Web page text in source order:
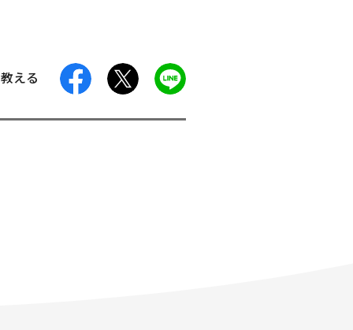
える facebook